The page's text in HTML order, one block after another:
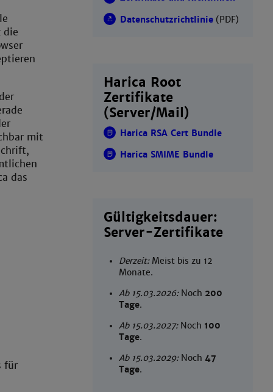
die
mit
das
für
Datenschutzrichtlinie(PDF)
Harica Root
Zertifikate
(Server/Mail)
Harica RSA Cert Bundle
Harica SMIME Bundle
Gültigkeitsdauer:
Server-Zertifikate
Derzeit:Meist bis zu 12
Monate.
Ab 15.03.2026:Noch 200
Tage.
Ab 15.03.2027:Noch 100
Tage.
Ab 15.03.2029:Noch 47
Tage.